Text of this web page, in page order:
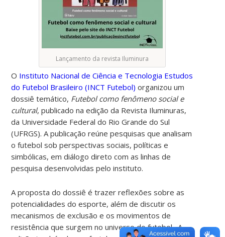
Lançamento da revista Iluminura
O Instituto Nacional de Ciência e Tecnologia Estudos
do Futebol Brasileiro (INCT Futebol) organizou um
dossiê temático, Futebol como fenômeno social e
cultural, publicado na edição da Revista Iluminuras,
da Universidade Federal do Rio Grande do Sul
(UFRGS).A publicação reúne pesquisas que analisam
o futebol sob perspectivas sociais, políticas e
simbólicas, em diálogo direto com as linhas de
pesquisa desenvolvidas pelo instituto.
A proposta do dossiê é trazer reflexões sobre as
potencialidades do esporte, além de discutir os
mecanismos de exclusão e os movimentos de
resistência que surgem no universo do futebol. A